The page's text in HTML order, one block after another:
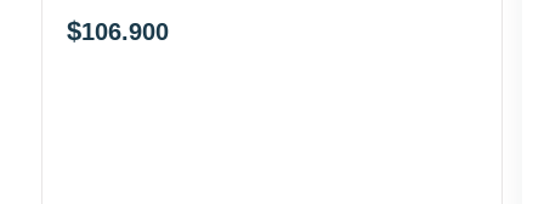
$106.900